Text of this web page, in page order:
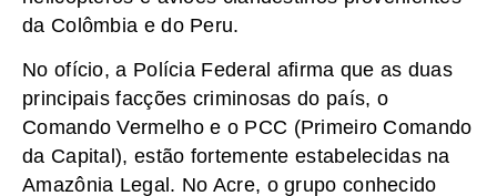
da Colômbia e do Peru.
No ofício, a Polícia Federal afirma que as duas
principais facções criminosas do país, o
Comando Vermelho e o PCC (Primeiro Comando
da Capital), estão fortemente estabelecidas na
Amazônia Legal. No Acre, o grupo conhecido